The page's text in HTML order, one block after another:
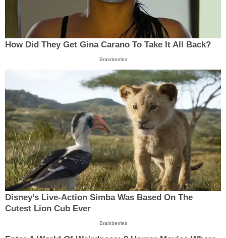
How Did They Get Gina Carano To Take It All Back?
Brainberries
Disney’s Live-Action Simba Was Based On The
Cutest Lion Cub Ever
Brainberries